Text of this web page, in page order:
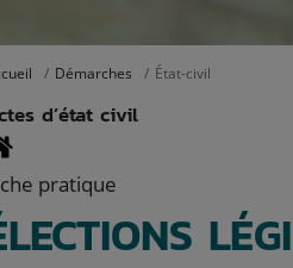
Démarches État-civil
d’état civil
pratique